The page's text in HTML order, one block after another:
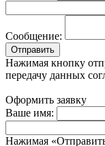
Сообщение:
Отправить
Нажимая кнопку
передачу данных
Оформить заявку
Ваше имя:
Нажимая